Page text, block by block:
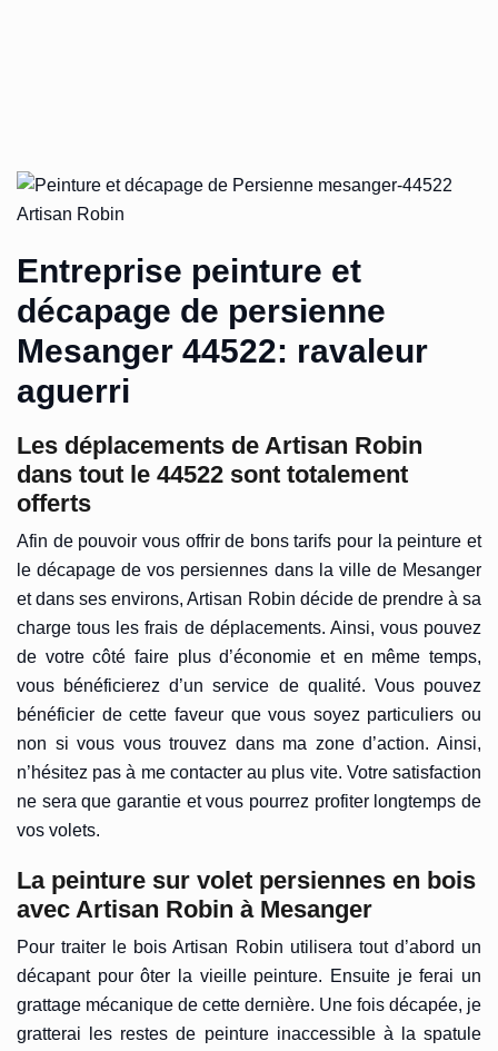
Entreprise peinture et
décapage de persienne
Mesanger 44522: ravaleur
aguerri
Les déplacements de Artisan Robin
dans tout le 44522 sont totalement
offerts
Afin de pouvoir vous offrir de bons tarifs pour la peinture et
le décapage de vos persiennes dans la ville de Mesanger
et dans ses environs, Artisan Robin décide de prendre à sa
charge tous les frais de déplacements. Ainsi, vous pouvez
de votre côté faire plus d’économie et en même temps,
vous bénéficierez d’un service de qualité. Vous pouvez
bénéficier de cette faveur que vous soyez particuliers ou
non si vous vous trouvez dans ma zone d’action. Ainsi,
n’hésitez pas à me contacter au plus vite. Votre satisfaction
ne sera que garantie et vous pourrez profiter longtemps de
vos volets.
La peinture sur volet persiennes en bois
avec Artisan Robin à Mesanger
Pour traiter le bois Artisan Robin utilisera tout d’abord un
décapant pour ôter la vieille peinture. Ensuite je ferai un
grattage mécanique de cette dernière. Une fois décapée, je
gratterai les restes de peinture inaccessible à la spatule